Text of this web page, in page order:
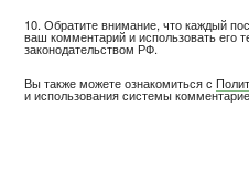
10. Обратите внимание, что каждый
ваш комментарий и использовать его
законодательством РФ.
Вы также можете ознакомиться с
и использования системы